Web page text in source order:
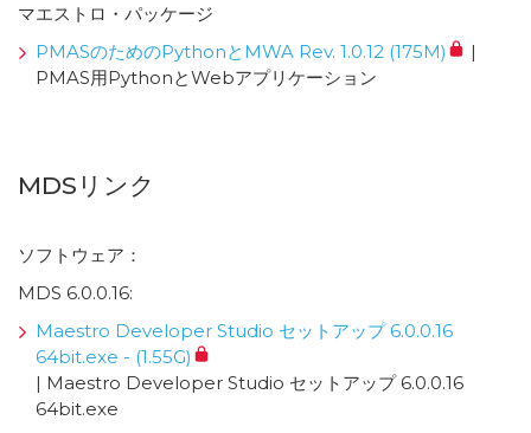
マエストロ・パッケージ
PMASのためのPythonとMWA Rev. 1.0.12 (175M)
|
PMAS用PythonとWebアプリケーション
MDSリンク
ソフトウェア：
MDS 6.0.0.16:
Maestro Developer Studio セットアップ 6.0.0.16
64bit.exe - (1.55G)
| Maestro Developer Studio セットアップ 6.0.0.16
64bit.exe